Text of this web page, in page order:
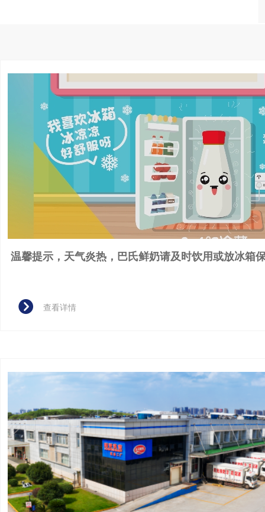
温馨提示，天气炎热，巴氏鲜奶请及时饮用或放冰箱
뀹 查看详情